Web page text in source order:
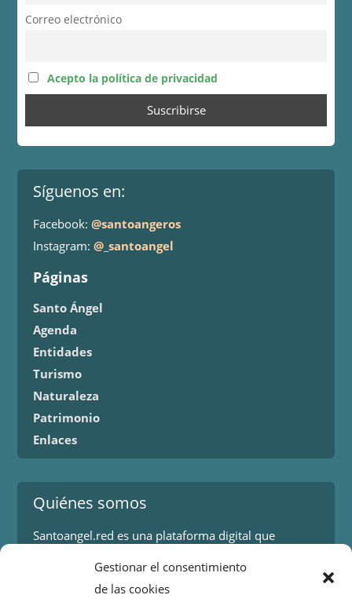
Gestionar el consentimiento
de las cookies
Correo electrónico
Acepto la política de privacidad
Síguenos en:
Facebook:@santoangeros
Instagram:@_santoangel
Páginas
Santo Ángel
Agenda
Entidades
Turismo
Naturaleza
Patrimonio
Enlaces
Quiénes somos
Santoangel.red es una plataforma digital que